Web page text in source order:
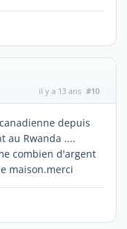
il y a 13 ans #10
depuis
au Rwanda ....
combien d'argent
maison.merci